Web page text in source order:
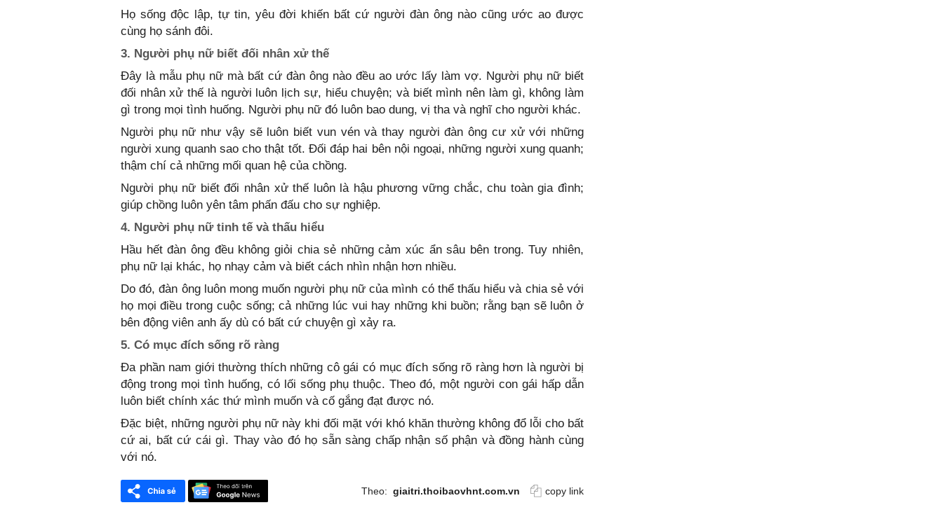
Họ sống độc lập, tự tin, yêu đời khiến bất cứ người đàn ông nào cũng ước ao được
cùng họ sánh đôi.
3. Người phụ nữ biết đối nhân xử thế
Đây là mẫu phụ nữ mà bất cứ đàn ông nào đều ao ước lấy làm vợ. Người phụ nữ biết
đối nhân xử thế là người luôn lịch sự, hiểu chuyện; và biết mình nên làm gì, không làm
gì trong mọi tình huống. Người phụ nữ đó luôn bao dung, vị tha và nghĩ cho người khác.
Người phụ nữ như vậy sẽ luôn biết vun vén và thay người đàn ông cư xử với những
người xung quanh sao cho thật tốt. Đối đáp hai bên nội ngoại, những người xung quanh;
thậm chí cả những mối quan hệ của chồng.
Người phụ nữ biết đối nhân xử thế luôn là hậu phương vững chắc, chu toàn gia đình;
giúp chồng luôn yên tâm phấn đấu cho sự nghiệp.
4. Người phụ nữ tinh tế và thấu hiểu
Hầu hết đàn ông đều không giỏi chia sẻ những cảm xúc ẩn sâu bên trong. Tuy nhiên,
phụ nữ lại khác, họ nhạy cảm và biết cách nhìn nhận hơn nhiều.
Do đó, đàn ông luôn mong muốn người phụ nữ của mình có thể thấu hiểu và chia sẻ với
họ mọi điều trong cuộc sống; cả những lúc vui hay những khi buồn; rằng bạn sẽ luôn ở
bên động viên anh ấy dù có bất cứ chuyện gì xảy ra.
5. Có mục đích sống rõ ràng
Đa phần nam giới thường thích những cô gái có mục đích sống rõ ràng hơn là người bị
động trong mọi tình huống, có lối sống phụ thuộc. Theo đó, một người con gái hấp dẫn
luôn biết chính xác thứ mình muốn và cố gắng đạt được nó.
Đặc biệt, những người phụ nữ này khi đối mặt với khó khăn thường không đổ lỗi cho bất
cứ ai, bất cứ cái gì. Thay vào đó họ sẵn sàng chấp nhận số phận và đồng hành cùng
với nó.
Theo: giaitri.thoibaovhnt.com.vn copy link